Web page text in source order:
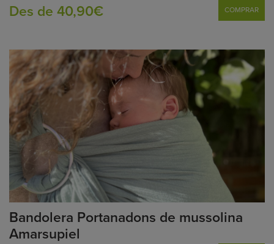
Des de 40,90€
COMPRAR
Bandolera Portanadons de mussolina
Amarsupiel